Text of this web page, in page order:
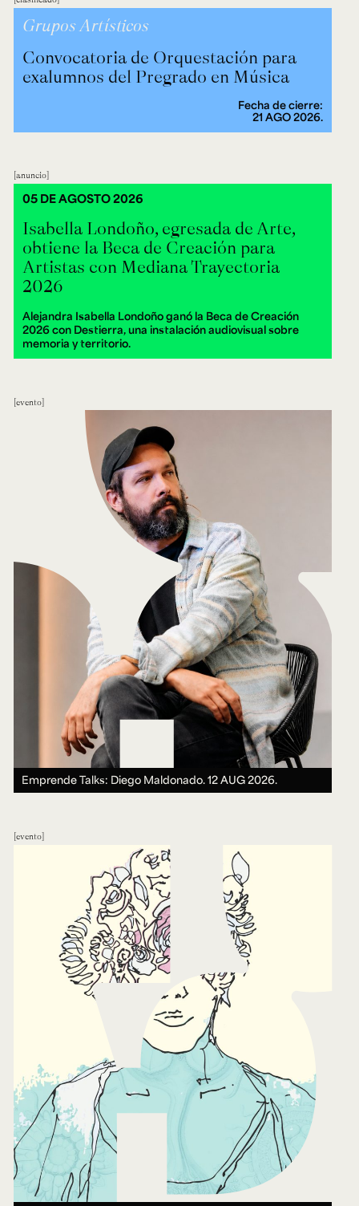
Grupos Artísticos
Convocatoria de Orquestación para
exalumnos del Pregrado en Música
Fecha de cierre:
21 AGO 2026.
anuncio
Isabella Londoño, egresada de Arte,
obtiene la Beca de Creación para
Artistas con Mediana Trayectoria
2026
Alejandra Isabella Londoño ganó la Beca de Creación
2026 con Destierra, una instalación audiovisual sobre
memoria y territorio.
05 DE AGOSTO 2026
evento
Emprende Talks: Diego Maldonado.12 AUG 2026.
evento